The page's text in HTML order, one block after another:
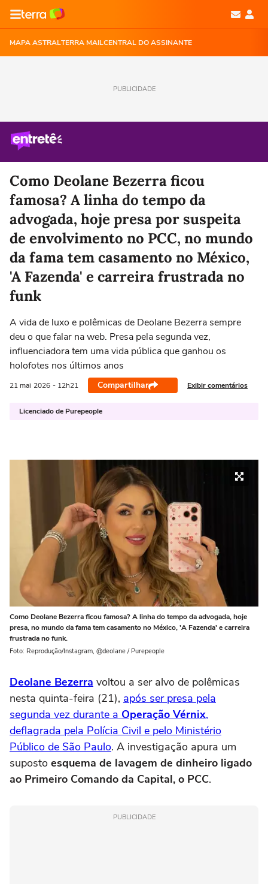
MAPA ASTRALTERRA MAILCENTRAL DO ASSINANTE
PUBLICIDADE
Como Deolane Bezerra ficou
famosa? A linha do tempo da
advogada, hoje presa por suspeita
de envolvimento no PCC, no mundo
da fama tem casamento no México,
'A Fazenda' e carreira frustrada no
funk
A vida de luxo e polêmicas de Deolane Bezerra sempre
deu o que falar na web. Presa pela segunda vez,
influenciadora tem uma vida pública que ganhou os
holofotes nos últimos anos
21 mai 2026 - 12h21 Compartilhar Exibir comentários
Licenciado de Purepeople
Como Deolane Bezerra ficou famosa? A linha do tempo da advogada, hoje
presa, no mundo da fama tem casamento no México, 'A Fazenda' e carreira
frustrada no funk.
Foto: Reprodução/Instagram, @deolane / Purepeople
Deolane Bezerra voltou a ser alvo de polêmicas
nesta quinta-feira (21), após ser presa pela
segunda vez durante a Operação Vérnix,
deflagrada pela Polícia Civil e pelo Ministério
Público de São Paulo. A investigação apura um
suposto esquema de lavagem de dinheiro ligado
ao Primeiro Comando da Capital, o PCC.
PUBLICIDADE